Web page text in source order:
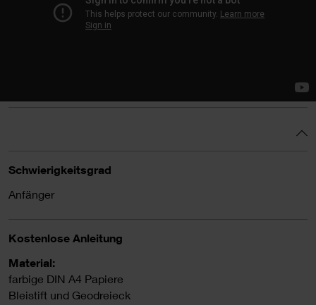
Schwierigkeitsgrad
Anfänger
Kostenlose Anleitung
Material:
farbige DIN A4 Papiere
Bleistift und Geodreieck